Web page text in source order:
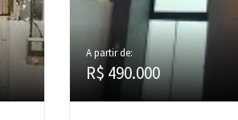
A partir de:
R$ 490.000